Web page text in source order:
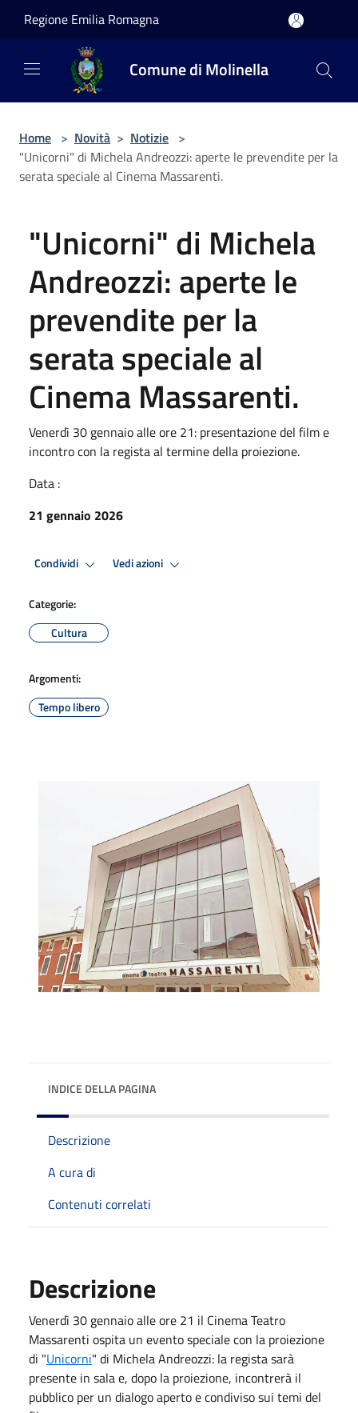
Regione Emilia Romagna
Comune di Molinella
Home > Novità > Notizie >
"Unicorni" di Michela Andreozzi: aperte le prevendite per la
serata speciale al Cinema Massarenti.
"Unicorni" di Michela
Andreozzi: aperte le
prevendite per la
serata speciale al
Cinema Massarenti.
Venerdì 30 gennaio alle ore 21: presentazione del film e
incontro con la regista al termine della proiezione.
Data :
21 gennaio 2026
Condividi Vedi azioni
Categorie:
Cultura
Argomenti:
Tempo libero
INDICE DELLA PAGINA
Descrizione
A cura di
Contenuti correlati
Descrizione
Venerdì 30 gennaio alle ore 21 il Cinema Teatro
Massarenti ospita un evento speciale con la proiezione
di "Unicorni" di Michela Andreozzi: la regista sarà
presente in sala e, dopo la proiezione, incontrerà il
pubblico per un dialogo aperto e condiviso sui temi del